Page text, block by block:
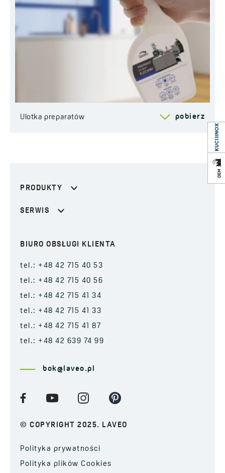
Ulotka preparatów pobierz
PRODUKTY
SERWIS
BIURO OBSŁUGI KLIENTA
tel.: +48 42 715 40 53
tel.: +48 42 715 40 56
tel.: +48 42 715 41 34
tel.: +48 42 715 41 33
tel.: +48 42 715 41 87
tel.: +48 42 639 74 99
bok@laveo.pl
© COPYRIGHT 2025. LAVEO
Polityka prywatności
Polityka plików Cookies